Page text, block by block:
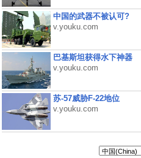
中国的武器不被认可?
v.youku.com
巴基斯坦获得水下神器
v.youku.com
苏-57威胁F-22地位
v.youku.com